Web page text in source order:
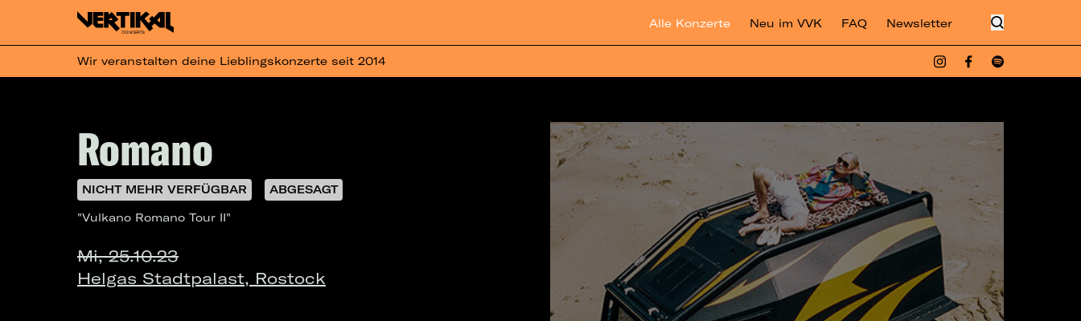
Alle Konzerte Neu im VVK FAQ Newsletter
Wir veranstalten deine Lieblingskonzerte seit 2014
Romano
NICHT MEHR VERFÜGBAR
ABGESAGT
"Vulkano Romano Tour II"
Mi, 25.10.23
Helgas Stadtpalast, Rostock